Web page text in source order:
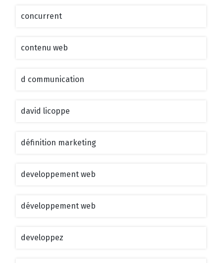
concurrent
contenu web
d communication
david licoppe
définition marketing
developpement web
développement web
developpez